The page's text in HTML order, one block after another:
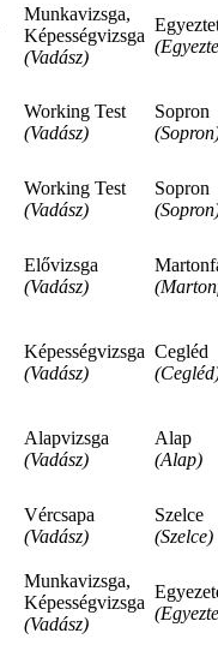
Munkavizsga,
Képességvizsga
(Vadász)
Working Test
(Vadász)
Sopron
Working Test
(Vadász)
Sopron
Elővizsga
(Vadász)
Képességvizsga
(Vadász)
Cegléd
Alapvizsga
(Vadász)
Alap
(Alap)
Vércsapa
(Vadász)
Szelce
(Szelce)
Munkavizsga,
Képességvizsga
(Vadász)